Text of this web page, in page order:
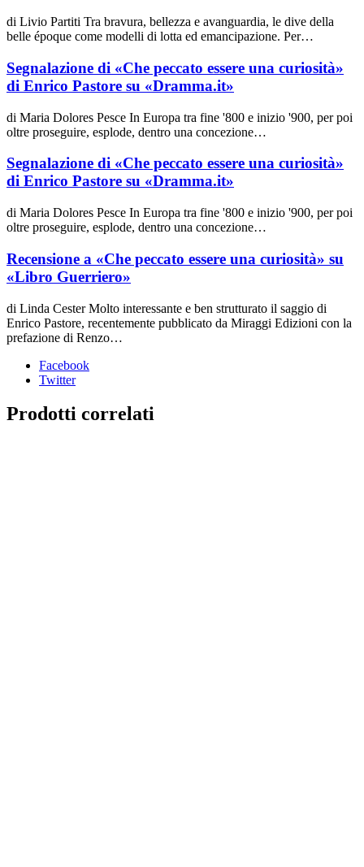
di Livio Partiti Tra bravura, bellezza e avanguardia, le dive della
belle époque come modelli di lotta ed emancipazione. Per…
Segnalazione di «Che peccato essere una curiosità»
di Enrico Pastore su «Dramma.it»
di Maria Dolores Pesce In Europa tra fine '800 e inizio '900, per poi
oltre proseguire, esplode, dentro una concezione…
Segnalazione di «Che peccato essere una curiosità»
di Enrico Pastore su «Dramma.it»
di Maria Dolores Pesce In Europa tra fine '800 e inizio '900, per poi
oltre proseguire, esplode, dentro una concezione…
Recensione a «Che peccato essere una curiosità» su
«Libro Guerriero»
di Linda Cester Molto interessante e ben strutturato il saggio di
Enrico Pastore, recentemente pubblicato da Miraggi Edizioni con la
prefazione di Renzo…
Facebook
Twitter
Prodotti correlati